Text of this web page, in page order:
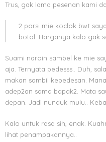
Trus, gak lama pesenan kami
2 porsi mie koclok bwt
botol. Harganya kalo gak
Suami naroin sambel ke mie
aja. Ternyata pedesss.. Duh,
makan sambil kepedesan.
adep2an sama bapak2. Mata
depan. Jadi nunduk mulu..
Kalo untuk rasa sih, enak.
lihat penampakannya..